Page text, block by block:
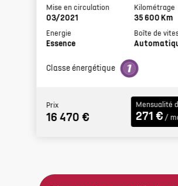
Mise en circulation
03/2021
Kilométrage
35 600 Km
Energie
Essence
Boîte de
Classe énergétique
Prix
16 470 €
Mensualité
271 € /